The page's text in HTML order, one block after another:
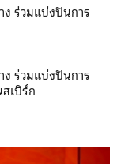
ง ร่วมแบ่งปันการ
ง ร่วมแบ่งปันการ
เบิร์ก